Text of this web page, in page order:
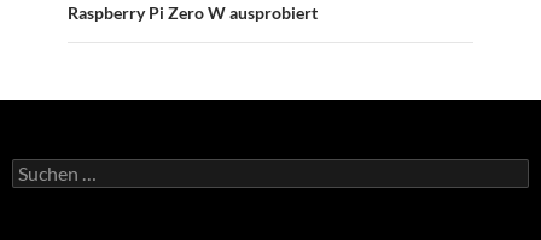
Raspberry Pi Zero W ausprobiert
S
u